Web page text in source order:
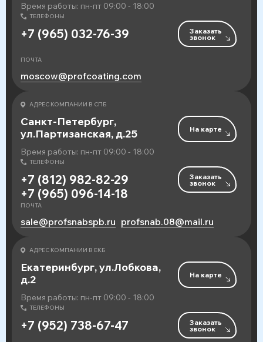
Время работы: пн-пт 09:00 - 18:00
ТЕЛЕФОНЫ
+7 (965) 032-76-39 Заказать
звонок
ПОЧТА
moscow@profcoating.com
АДРЕС КОМПАНИИ В СПБ
Санкт-Петербург,
ул.Партизанская, д.25
Время работы: пн-пт 09:00 - 18:00
На карте
ТЕЛЕФОНЫ
+7 (812) 982-82-29
+7 (965) 096-14-18
Заказать
звонок
ПОЧТА
sale@profsnabspb.ru profsnab.08@mail.ru
АДРЕС КОМПАНИИ В ЕКБ
Екатеринбург, ул.Лобкова,
д.2
Время работы: пн-пт 09:00 - 18:00
На карте
ТЕЛЕФОНЫ
+7 (952) 738-67-47 Заказать
звонок